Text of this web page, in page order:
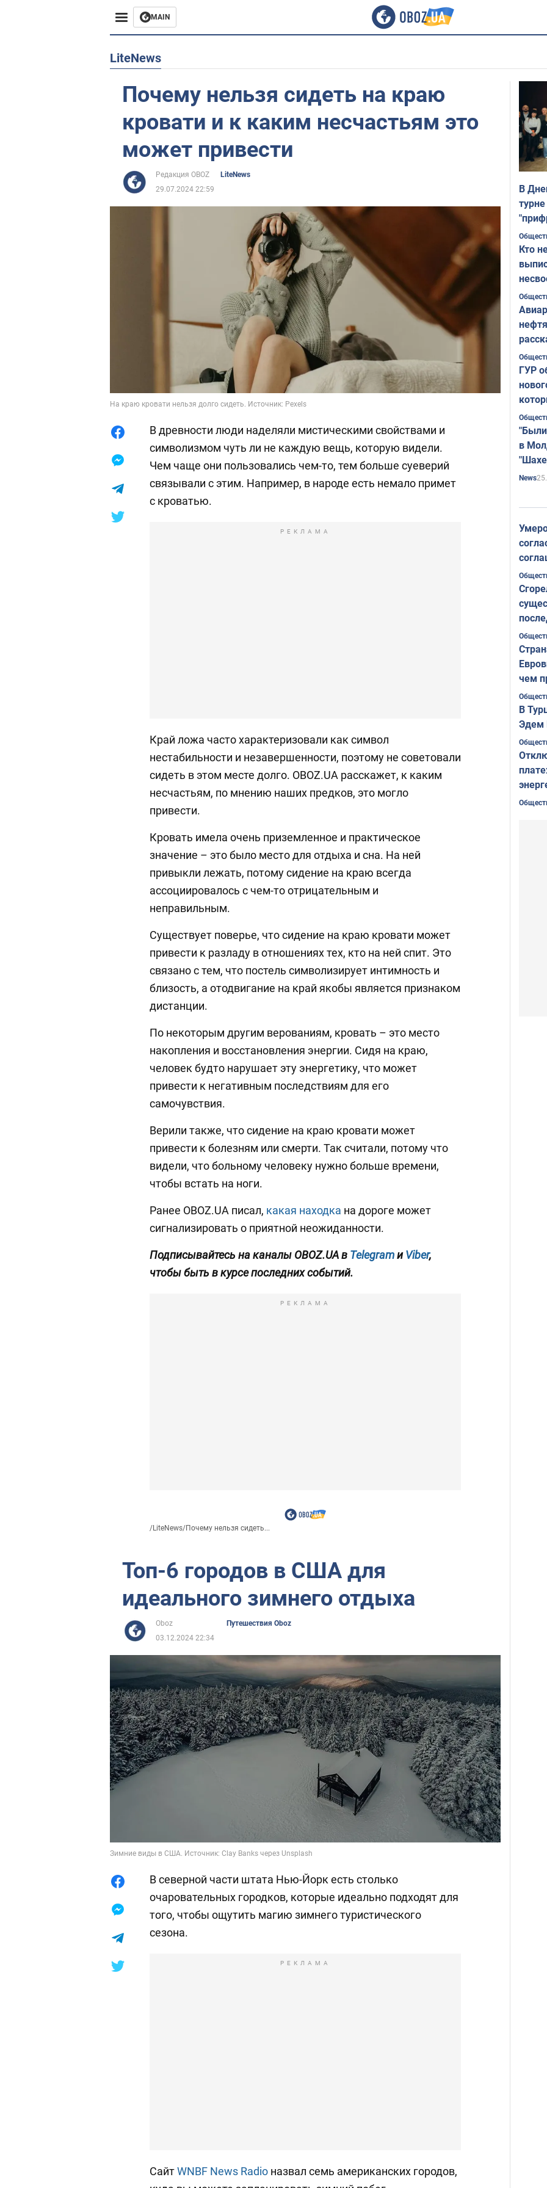
MAIN
Европа
Жизнь
LiteNews
Почему нельзя сидеть на краю
кровати и к каким несчастьям это
может привести
Редакция OBOZ
LiteNews
29.07.2024 22:59
На краю кровати нельзя долго сидеть. Источник: Pexels
В древности люди наделяли мистическими свойствами и
символизмом чуть ли не каждую вещь, которую видели.
Чем чаще они пользовались чем-то, тем больше суеверий
связывали с этим. Например, в народе есть немало примет
с кроватью.
РЕКЛАМА
Край ложа часто характеризовали как символ
нестабильности и незавершенности, поэтому не советовали
сидеть в этом месте долго. OBOZ.UA расскажет, к каким
несчастьям, по мнению наших предков, это могло
привести.
Кровать имела очень приземленное и практическое
значение – это было место для отдыха и сна. На ней
привыкли лежать, потому сидение на краю всегда
ассоциировалось с чем-то отрицательным и
неправильным.
Существует поверье, что сидение на краю кровати может
привести к разладу в отношениях тех, кто на ней спит. Это
связано с тем, что постель символизирует интимность и
близость, а отодвигание на край якобы является признаком
дистанции.
По некоторым другим верованиям, кровать – это место
накопления и восстановления энергии. Сидя на краю,
человек будто нарушает эту энергетику, что может
привести к негативным последствиям для его
самочувствия.
Верили также, что сидение на краю кровати может
привести к болезням или смерти. Так считали, потому что
видели, что больному человеку нужно больше времени,
чтобы встать на ноги.
Ранее OBOZ.UA писал, какая находка на дороге может
сигнализировать о приятной неожиданности.
Подписывайтесь на каналы OBOZ.UA в Telegramи Viber,
чтобы быть в курсе последних событий.
РЕКЛАМА
/LiteNews/Почему нельзя сидеть...
Топ-6 городов в США для
идеального зимнего отдыха
Oboz
Путешествия Oboz
03.12.2024 22:34
Зимние виды в США. Источник: Clay Banks через Unsplash
В северной части штата Нью-Йорк есть столько
очаровательных городков, которые идеально подходят для
того, чтобы ощутить магию зимнего туристического
сезона.
РЕКЛАМА
СайтWNBF News Radio назвал семь американских городов,
В
Кто
ГУР
в
News
чем
В
Эдем